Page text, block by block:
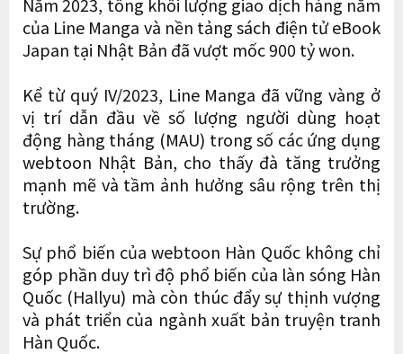
của Line Manga và nền tảng sách điện tử eBook
Japan tại Nhật Bản đã vượt mốc 900 tỷ won.
Kể từ quý IV/2023, Line Manga đã vững vàng ở
vị trí dẫn đầu về số lượng người dùng hoạt
động hàng tháng (MAU) trong số các ứng dụng
webtoon Nhật Bản, cho thấy đà tăng trưởng
mạnh mẽ và tầm ảnh hưởng sâu rộng trên thị
trường.
Sự phổ biến của webtoon Hàn Quốc không chỉ
góp phần duy trì độ phổ biến của làn sóng Hàn
Quốc (Hallyu) mà còn thúc đẩy sự thịnh vượng
và phát triển của ngành xuất bản truyện tranh
Hàn Quốc.